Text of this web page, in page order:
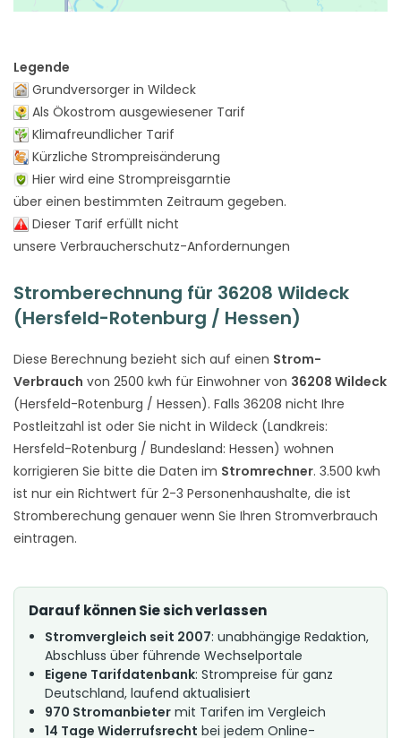
Legende
Grundversorger in Wildeck
Als Ökostrom ausgewiesener Tarif
Klimafreundlicher Tarif
Kürzliche Strompreisänderung
Hier wird eine Strompreisgarntie
über einen bestimmten Zeitraum gegeben.
Dieser Tarif erfüllt nicht
unsere Verbraucherschutz-Anfordernungen
Stromberechnung für 36208 Wildeck
(Hersfeld-Rotenburg / Hessen)
Diese Berechnung bezieht sich auf einen Strom-
Verbrauch von 2500 kwh für Einwohner von 36208 Wildeck
(Hersfeld-Rotenburg / Hessen). Falls 36208 nicht Ihre
Postleitzahl ist oder Sie nicht in Wildeck (Landkreis:
Hersfeld-Rotenburg / Bundesland: Hessen) wohnen
korrigieren Sie bitte die Daten im Stromrechner. 3.500 kwh
ist nur ein Richtwert für 2-3 Personenhaushalte, die ist
Stromberechung genauer wenn Sie Ihren Stromverbrauch
eintragen.
Darauf können Sie sich verlassen
Stromvergleich seit 2007: unabhängige Redaktion,
Abschluss über führende Wechselportale
Eigene Tarifdatenbank: Strompreise für ganz
Deutschland, laufend aktualisiert
970 Stromanbieter mit Tarifen im Vergleich
14 Tage Widerrufsrecht bei jedem Online-